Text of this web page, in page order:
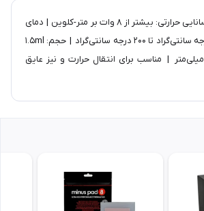
وزن خمیر: ۲۰ گرم | رسانایی حرارتی: بیشتر از ۸ وات بر متر-کلوین | دمای
کاری: بین منفی ۴۰ درجه سانتی‌گراد تا ۲۰۰ درجه سانتی‌گراد | حجم: ۱.۵ml
| ابعاد: 100x20x10 میلی‌متر | مناسب برای انتقال حرارت و نیز عایق